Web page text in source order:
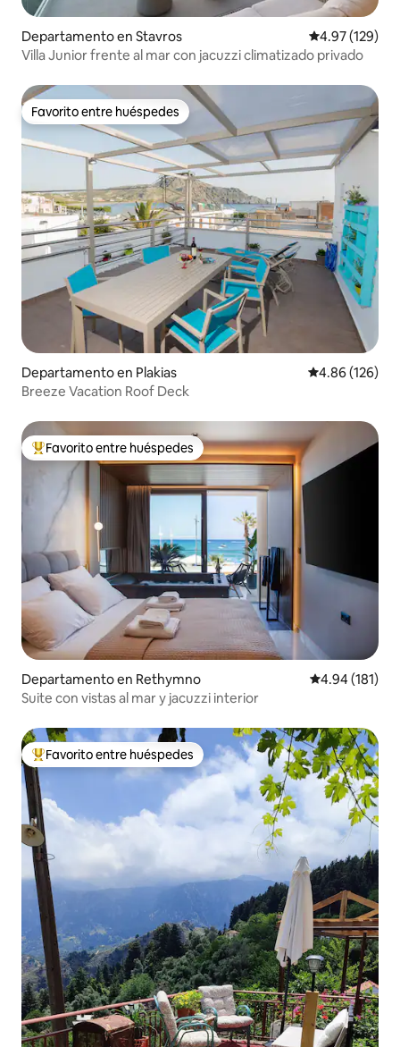
Departamento en Stavros Calificación
4.97 (129)
Villa Junior frente al mar con jacuzzi climatizado privado
Favorito entre huéspedes
Favorito entre huéspedes
Departamento en Plakias Calificación
4.86 (126)
Breeze Vacation Roof Deck
De los mejores en Favorito entre huéspedes
Favorito entre huéspedes
Departamento en Rethymno Calificación
4.94 (181)
Suite con vistas al mar y jacuzzi interior
De los mejores en Favorito entre huéspedes
Favorito entre huéspedes